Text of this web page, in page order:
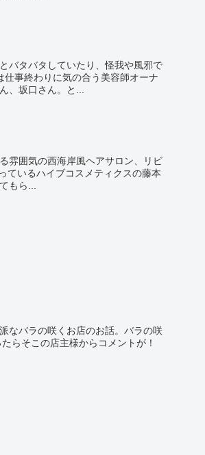
バタバタしていたり、怪我や風邪で
事終わりに気の合う美容師オーナ
、坂口さん。と...
雰囲気の西海岸風ヘアサロン、リビ
ているハイブコスメティクスの藤本
もら...
なバラの咲くお店のお話。バラの咲
らそこの店主様からコメントが！